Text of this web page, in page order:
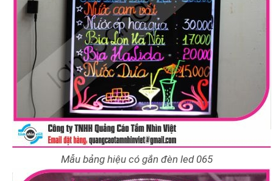
Mẫu bảng hiệu có gắn đèn led 065